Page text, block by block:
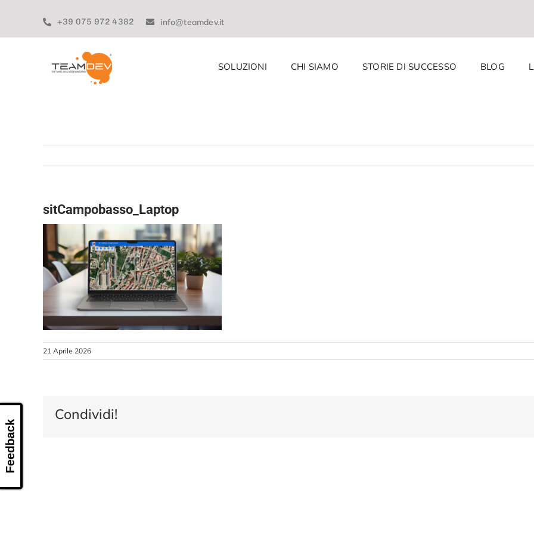
content
+39 075 972 4382 info@teamdev.it
SOLUZIONI CHI SIAMO STORIE DI SUCCESSO BLOG
sitCampobasso_Laptop
21 Aprile 2026
Condividi!
Feedback